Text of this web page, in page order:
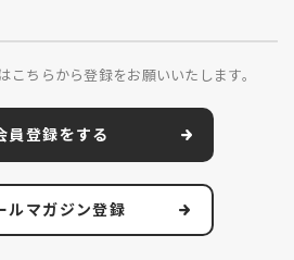
こちらから登録をお願いいたします。
員登録をする
ルマガジン登録